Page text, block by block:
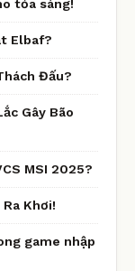
tỏa sáng!
Elbaf?
Đấu?
Gây Bão
MSI 2025?
Khơi!
game nhập